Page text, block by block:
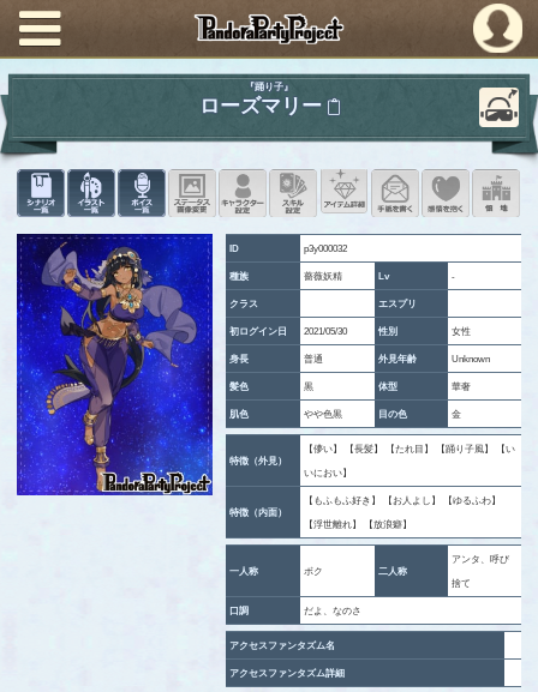
PandoraPartyProject
『踊り子』
ローズマリー
シナリオ一覧イラスト一覧ボイス一覧ステータス画像変更
キャラクター設定
スキル設定アイテム詳細手紙を書くこのキ
ID p3y000032
種族 薔薇妖精 Lv -
クラス エスプリ
初ログイン日 2021/05/30 性別 女性
身長 普通 外見年齢 Unknown
髪色 黒 体型 華奢
肌色 やや色黒 目の色 金
特徴（外見）
【儚い】 【長髪】 【たれ目】 【踊り子風】 【い
いにおい】
特徴（内面）
【もふもふ好き】 【お人よし】 【ゆるふわ】
【浮世離れ】 【放浪癖】
一人称 ボク 二人称
アンタ、呼び
捨て
口調 だよ、なのさ
アクセスファンタズム名
アクセスファンタズム詳細